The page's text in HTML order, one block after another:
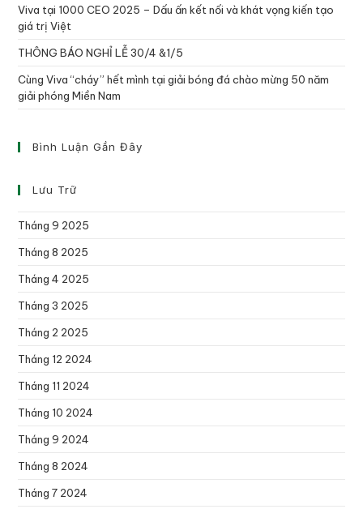
Viva tại 1000 CEO 2025 – Dấu ấn kết nối và khát vọng kiến tạo
giá trị Việt
THÔNG BÁO NGHỈ LỄ 30/4 &1/5
Cùng Viva “cháy” hết mình tại giải bóng đá chào mừng 50 năm
giải phóng Miền Nam
Bình Luận Gần Đây
Lưu Trữ
Tháng 9 2025
Tháng 8 2025
Tháng 4 2025
Tháng 3 2025
Tháng 2 2025
Tháng 12 2024
Tháng 11 2024
Tháng 10 2024
Tháng 9 2024
Tháng 8 2024
Tháng 7 2024